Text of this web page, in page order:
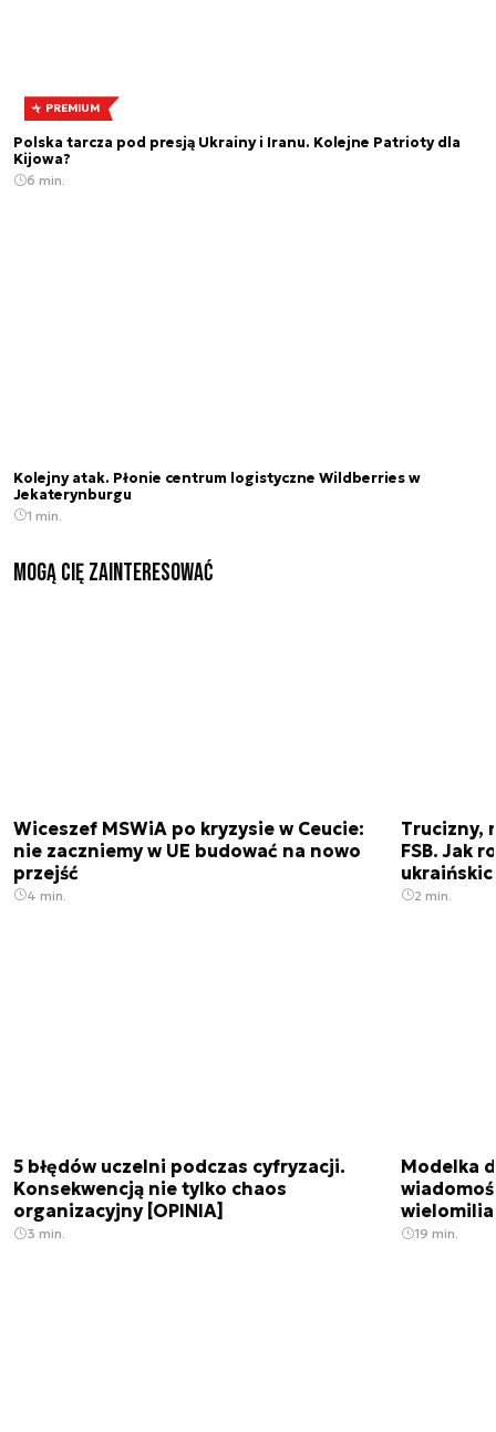
PREMIUM
Polska tarcza pod presją Ukrainy i Iranu. Kolejne Patrioty dla
Kijowa?
6 min.
Kolejny atak. Płonie centrum logistyczne Wildberries w
Jekaterynburgu
1 min.
Mogą Cię zainteresować
Wiceszef MSWiA po kryzysie w Ceucie:
nie zaczniemy w UE budować na nowo
przejść
4 min.
Trucizny,
FSB. Jak
2 min.
5 błędów uczelni podczas cyfryzacji.
Konsekwencją nie tylko chaos
organizacyjny [OPINIA]
3 min.
Modelka
19 min.